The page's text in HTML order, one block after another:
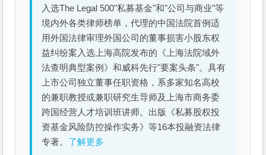
入选The Legal 500"私募基金"和"公司与商业"等
境内外各类律师榜单，代理的中国法院首例适
用外国法律审理外国公司的董事损害小股东权
益纠纷案入选上海高院发布的《上海法院域外
法查明典型案例》和威科先行"要案头条"。具有
上市公司独立董事任职资格，系多家知名高校
的兼职教授或兼职研究生导师及上海市商务委
跨国经营人才培训班讲师。出版《私募股权投
资基金风险防控操作实务》等16本投融资法律
专著。 了解更多